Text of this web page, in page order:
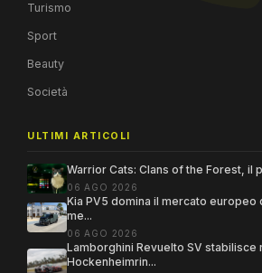
Turismo
Sport
Beauty
Società
ULTIMI ARTICOLI
Warrior Cats: Clans of the Forest, il
06 AGO 2026
Kia PV5 domina il mercato europeo
me...
06 AGO 2026
Lamborghini Revuelto SV stabilisce
Hockenheimrin...